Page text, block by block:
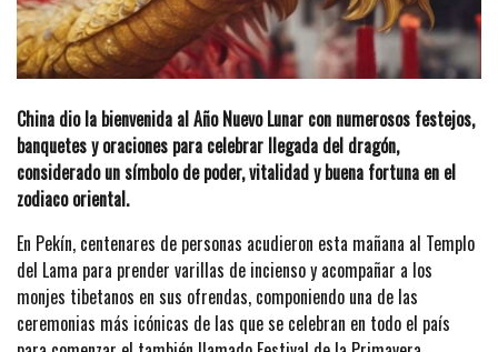
China dio la bienvenida al Año Nuevo Lunar con numerosos festejos,
banquetes y oraciones para celebrar llegada del dragón,
considerado un símbolo de poder, vitalidad y buena fortuna en el
zodiaco oriental.
En Pekín, centenares de personas acudieron esta mañana al Templo
del Lama para prender varillas de incienso y acompañar a los
monjes tibetanos en sus ofrendas, componiendo una de las
ceremonias más icónicas de las que se celebran en todo el país